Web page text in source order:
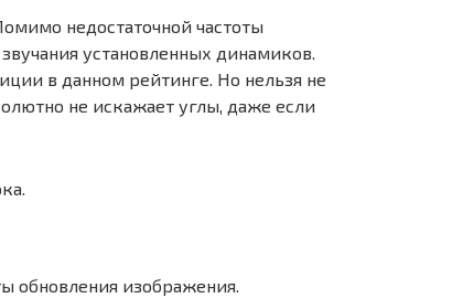
недостаточной частоты
установленных динамиков.
в данном рейтинге. Но нельзя не
не искажает углы, даже если
обновления изображения.